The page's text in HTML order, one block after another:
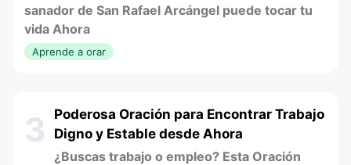
sanador de San Rafael Arcángel puede tocar tu
vida Ahora
Aprende a orar
3
Poderosa Oración para Encontrar Trabajo
Digno y Estable desde Ahora
¿Buscas trabajo o empleo? Esta Oración